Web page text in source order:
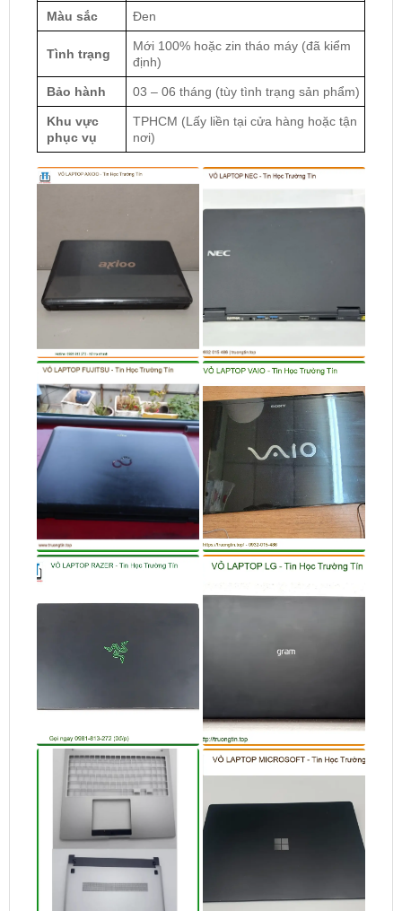
Màu sắc Đen
Tình trạng
Mới 100% hoặc zin tháo máy (đã kiểm
định)
Bảo hành 03 – 06 tháng (tùy tình trạng sản phẩm)
Khu vực
phục vụ
TPHCM (Lấy liền tại cửa hàng hoặc tận
nơi)